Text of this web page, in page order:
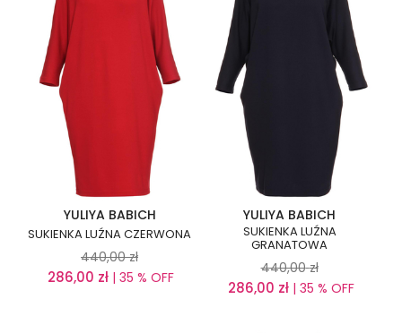
YULIYA BABICH
SUKIENKA LUŹNA CZERWONA
440,00 zł
286,00 zł | 35 % OFF
YULIYA BABICH
SUKIENKA LUŹNA
GRANATOWA
440,00 zł
286,00 zł| 35 % OFF